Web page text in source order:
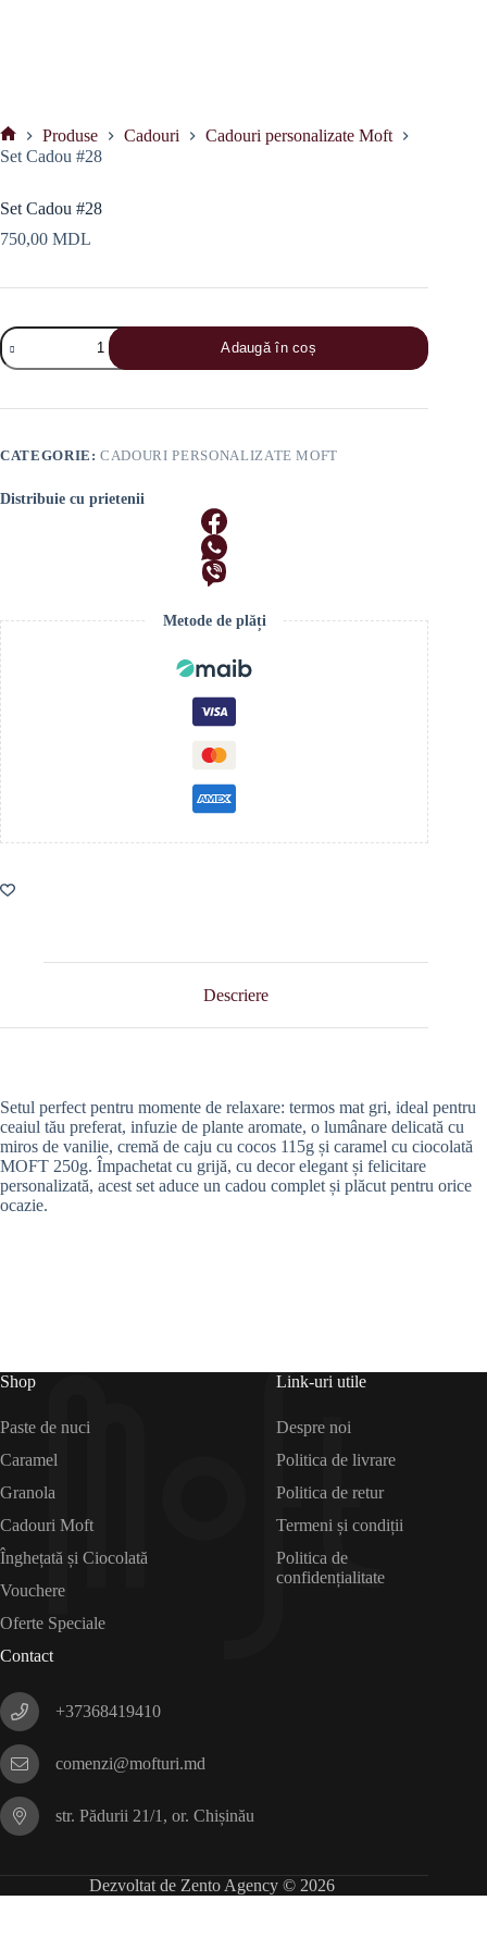
Prima
Produse Cadouri
Cadouri personalizate Moft
Set Cadou #28
Set Cadou #28
750,00 MDL
Cantitate
Set
Cadou
Adaugă în coș
CATEGORIE:CADOURI PERSONALIZATE MOFT
Distribuie cu prietenii
Metode de plăți
Descriere
Setul perfect pentru momente de relaxare: termos mat gri, ideal pentru
ceaiul tău preferat, infuzie de plante aromate, o lumânare delicată cu
miros de vanilie, cremă de caju cu cocos 115g și caramel cu ciocolată
MOFT 250g. Împachetat cu grijă, cu decor elegant și felicitare
personalizată, acest set aduce un cadou complet și plăcut pentru orice
ocazie.
Shop
Paste de nuci
Caramel
Granola
Cadouri Moft
Înghețată și Ciocolată
Vouchere
Oferte Speciale
Link-uri utile
Despre noi
Politica de livrare
Politica de retur
Termeni și condiții
Politica de
confidențialitate
Contact
+37368419410
comenzi@mofturi.md
str. Pădurii 21/1, or. Chișinău
Dezvoltat de Zento Agency © 2026